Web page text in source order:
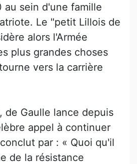
au sein d'une famille
Le "petit Lillois de
alors l'Armée
plus grandes choses
vers la carrière
de Gaulle lance depuis
appel à continuer
par : « Quoi qu'il
de la résistance